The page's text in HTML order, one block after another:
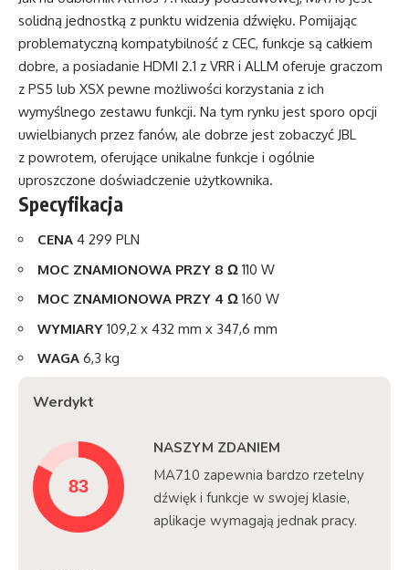
solidną jednostką z punktu widzenia dźwięku. Pomijając
problematyczną kompatybilność z CEC, funkcje są całkiem
dobre, a posiadanie HDMI 2.1 z VRR i ALLM oferuje graczom
z PS5 lub XSX pewne możliwości korzystania z ich
wymyślnego zestawu funkcji. Na tym rynku jest sporo opcji
uwielbianych przez fanów, ale dobrze jest zobaczyć JBL
z powrotem, oferujące unikalne funkcje i ogólnie
uproszczone doświadczenie użytkownika.
Specyfikacja
CENA 4 299 PLN
MOC ZNAMIONOWA PRZY 8 Ω 110 W
MOC ZNAMIONOWA PRZY 4 Ω 160 W
WYMIARY 109,2 x 432 mm x 347,6 mm
WAGA 6,3 kg
Werdykt
NASZYM ZDANIEM
MA710 zapewnia bardzo rzetelny
dźwięk i funkcje w swojej klasie,
aplikacje wymagają jednak pracy.